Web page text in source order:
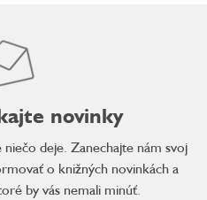
novinky
niečo deje. Zanechajte nám svoj
o knižných novinkách a
by vás nemali minúť.